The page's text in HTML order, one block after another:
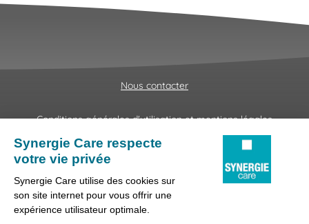
Nous contacter
Conditions générales d'utilisation et mentions légales
Fraudes & Hameçonnages
Lanceur d'alertes